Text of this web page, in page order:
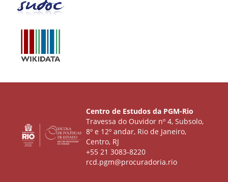
Centro de Estudos da PGM-Rio
Travessa do Ouvidor nº 4, Subsolo,
8º e 12º andar, Rio de Janeiro,
Centro, RJ
+55 21 3083-8220
rcd.pgm@procuradoria.rio